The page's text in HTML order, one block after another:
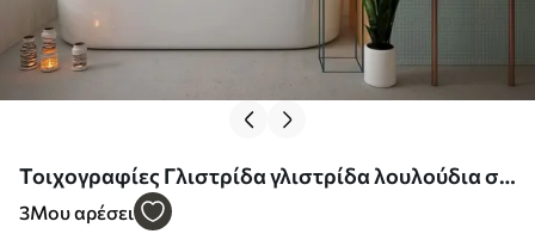
Τοιχογραφίες Γλιστρίδα γλιστρίδα λουλούδια σε
vintage στυλ Nr. u94621
3Μου αρέσει